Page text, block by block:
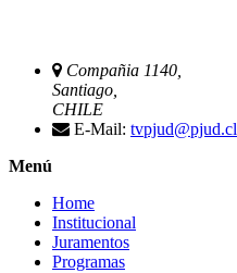
Compañia 1140,
Santiago,
CHILE
E-Mail: tvpjud@pjud.cl
Menú
Home
Institucional
Juramentos
Programas